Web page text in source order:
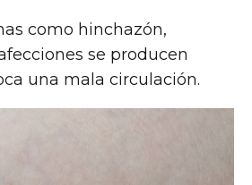
como hinchazón,
se producen
una mala circulación.